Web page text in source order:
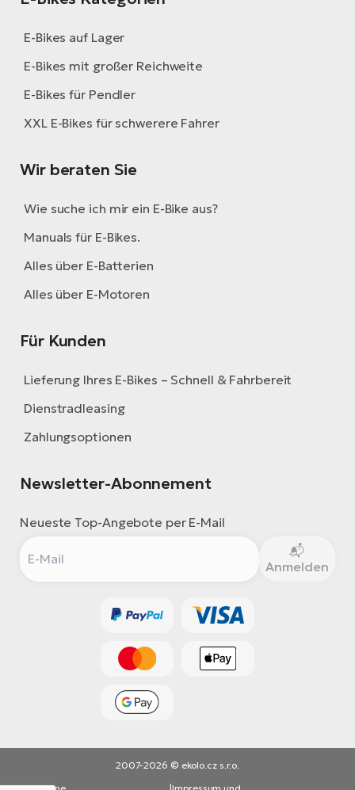
E-Bikes auf Lager
E-Bikes mit großer Reichweite
E-Bikes für Pendler
XXL E-Bikes für schwerere Fahrer
Wir beraten Sie
Wie suche ich mir ein E-Bike aus?
Manuals für E-Bikes.
Alles über E-Batterien
Alles über E-Motoren
Für Kunden
Lieferung Ihres E-Bikes – Schnell & Fahrbereit
Dienstradleasing
Zahlungsoptionen
Newsletter-Abonnement
Neueste Top-Angebote per E-Mail
Anmelden
2007-2026 © ekolo.cz s.r.o.